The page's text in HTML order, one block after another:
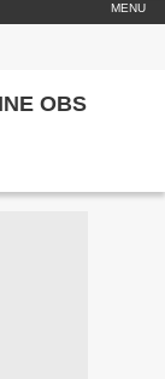
MENU
OBS